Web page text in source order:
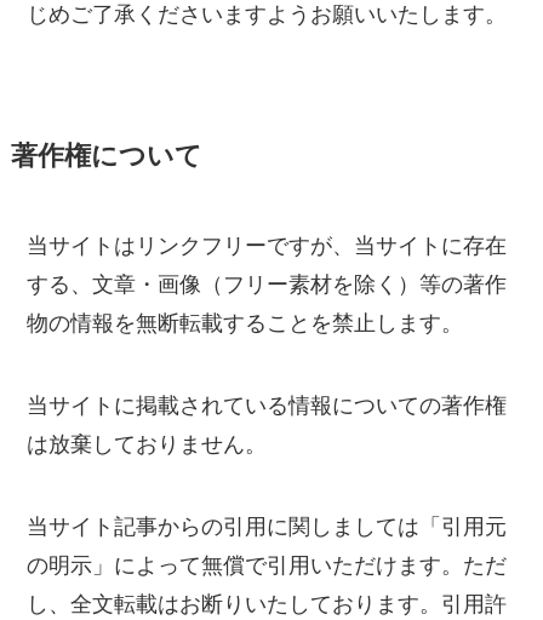
じめご了承くださいますようお願いいたします。
著作権について
当サイトはリンクフリーですが、当サイトに存在
する、文章・画像（フリー素材を除く）等の著作
物の情報を無断転載することを禁止します。
当サイトに掲載されている情報についての著作権
は放棄しておりません。
当サイト記事からの引用に関しましては「引用元
の明示」によって無償で引用いただけます。ただ
し、全文転載はお断りいたしております。引用許